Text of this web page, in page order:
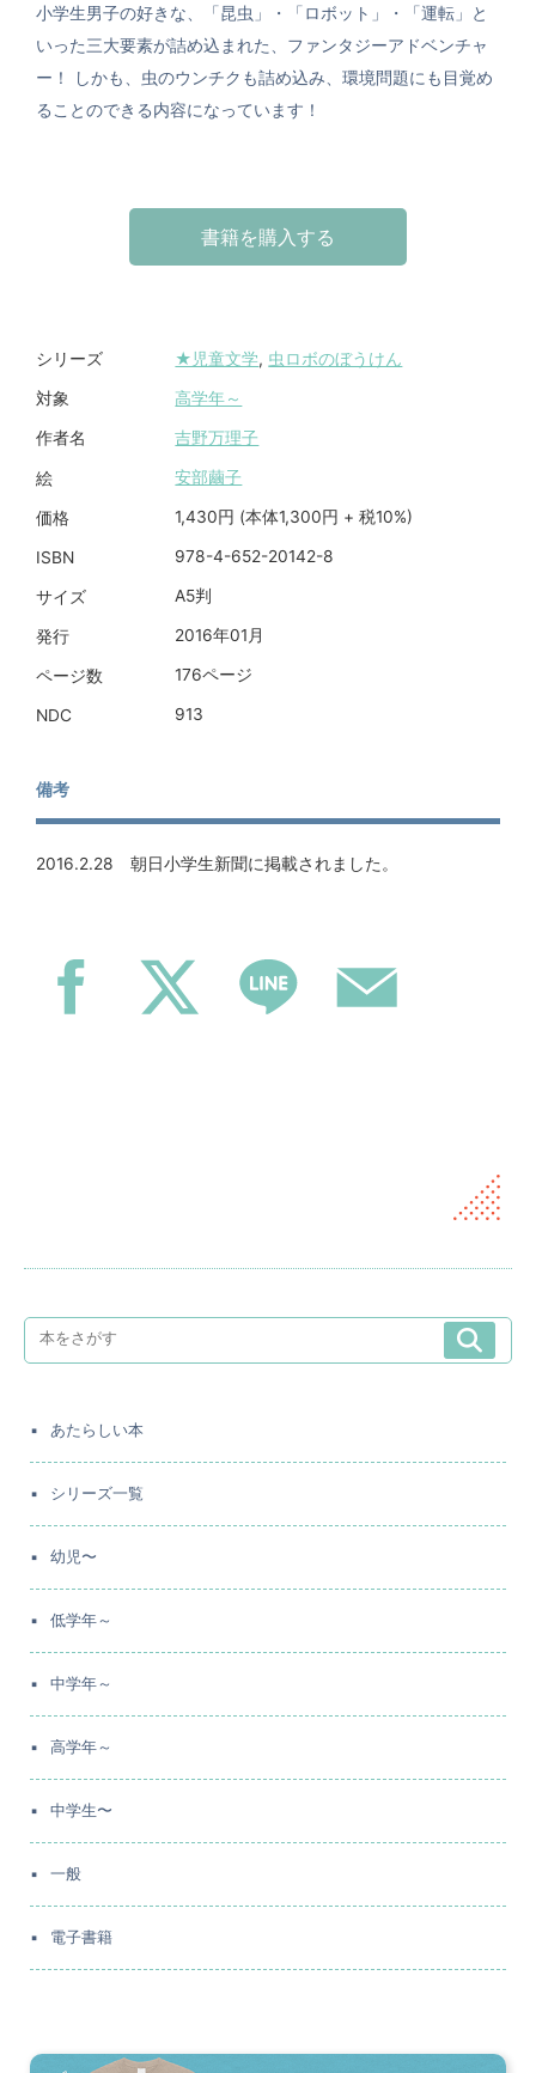
小学生男子の好きな、「昆虫」・「ロボット」・「運転」と
いった三大要素が詰め込まれた、ファンタジーアドベンチャ
ー！ しかも、虫のウンチクも詰め込み、環境問題にも目覚め
ることのできる内容になっています！
書籍を購入する
シリーズ ★児童文学, 虫ロボのぼうけん
対象 高学年～
作者名 吉野万理子
絵 安部繭子
価格 1,430円 (本体1,300円 + 税10%)
ISBN 978-4-652-20142-8
サイズ A5判
発行 2016年01月
ページ数 176ページ
NDC 913
備考
2016.2.28 朝日小学生新聞に掲載されました。
あたらしい本
シリーズ一覧
幼児〜
低学年～
中学年～
高学年～
中学生〜
一般
電子書籍